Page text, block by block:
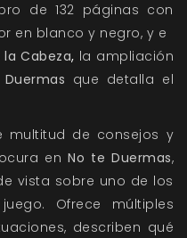
de 132 páginas con
en blanco y negro, y e
la Cabeza, la ampliación
que detalla el
multitud de consejos y
enNo te Duermas,
vista sobre uno de los
Ofrece múltiples
describen qué